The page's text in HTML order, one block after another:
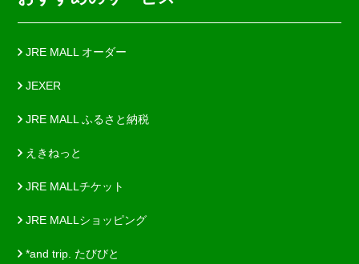
JRE MALL オーダー
JEXER
JRE MALL ふるさと納税
えきねっと
JRE MALLチケット
JRE MALLショッピング
*and trip. たびびと